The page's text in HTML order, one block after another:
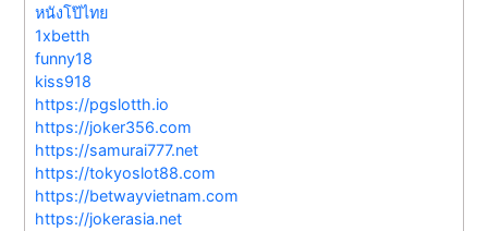
หนังโป๊ไทย
1xbetth
funny18
kiss918
https://pgslotth.io
https://joker356.com
https://samurai777.net
https://tokyoslot88.com
https://betwayvietnam.com
https://jokerasia.net